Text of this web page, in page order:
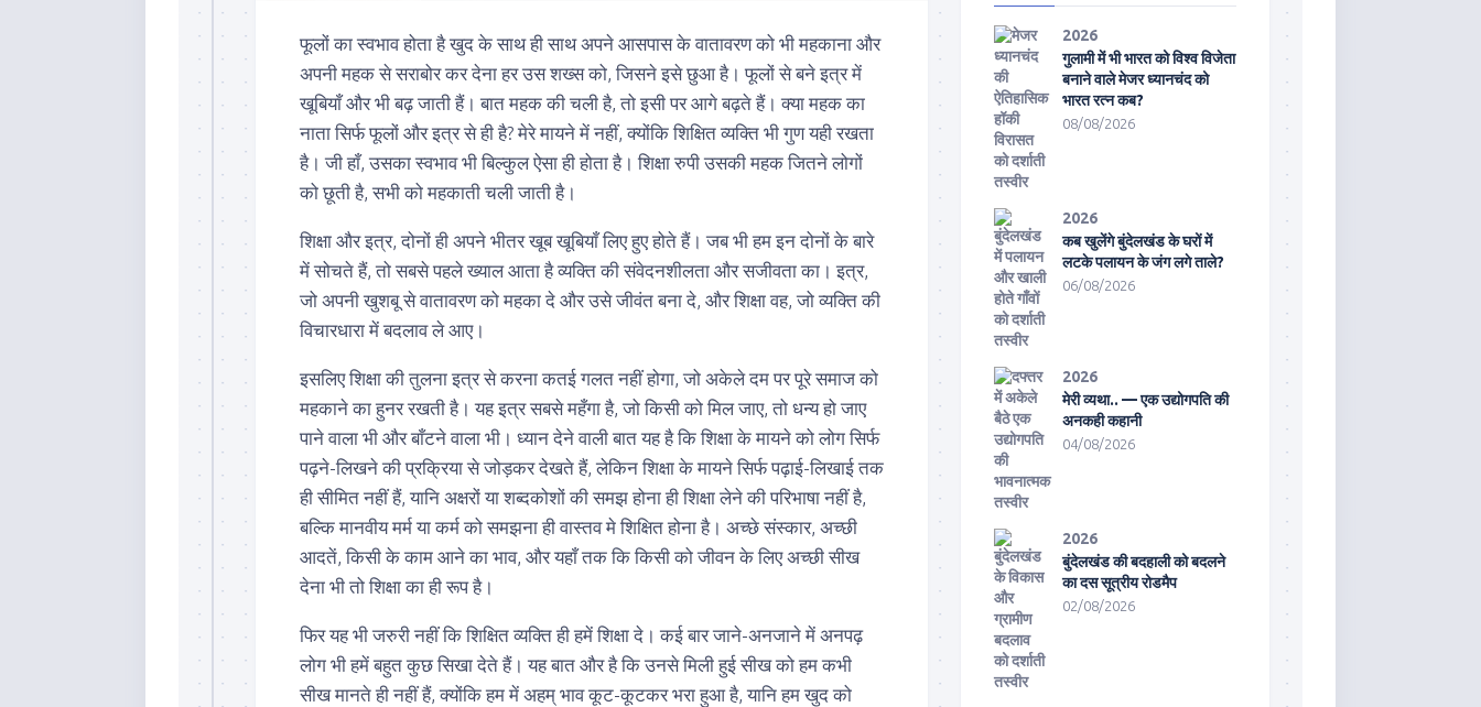
फूलों का स्वभाव होता है खुद के साथ ही साथ अपने आसपास के वातावरण को भी महकाना और
अपनी महक से सराबोर कर देना हर उस शख्स को, जिसने इसे छुआ है। फूलों से बने इत्र में
खूबियाँ और भी बढ़ जाती हैं। बात महक की चली है, तो इसी पर आगे बढ़ते हैं। क्या महक का
नाता सिर्फ फूलों और इत्र से ही है? मेरे मायने में नहीं, क्योंकि शिक्षित व्यक्ति भी गुण यही रखता
है। जी हाँ, उसका स्वभाव भी बिल्कुल ऐसा ही होता है। शिक्षा रुपी उसकी महक जितने लोगों
को छूती है, सभी को महकाती चली जाती है।
शिक्षा और इत्र, दोनों ही अपने भीतर खूब खूबियाँ लिए हुए होते हैं। जब भी हम इन दोनों के बारे
में सोचते हैं, तो सबसे पहले ख्याल आता है व्यक्ति की संवेदनशीलता और सजीवता का। इत्र,
जो अपनी खुशबू से वातावरण को महका दे और उसे जीवंत बना दे, और शिक्षा वह, जो व्यक्ति की
विचारधारा में बदलाव ले आए।
इसलिए शिक्षा की तुलना इत्र से करना कतई गलत नहीं होगा, जो अकेले दम पर पूरे समाज को
महकाने का हुनर रखती है। यह इत्र सबसे महँगा है, जो किसी को मिल जाए, तो धन्य हो जाए
पाने वाला भी और बाँटने वाला भी। ध्यान देने वाली बात यह है कि शिक्षा के मायने को लोग सिर्फ
पढ़ने-लिखने की प्रक्रिया से जोड़कर देखते हैं, लेकिन शिक्षा के मायने सिर्फ पढ़ाई-लिखाई तक
ही सीमित नहीं हैं, यानि अक्षरों या शब्दकोशों की समझ होना ही शिक्षा लेने की परिभाषा नहीं है,
बल्कि मानवीय मर्म या कर्म को समझना ही वास्तव मे शिक्षित होना है। अच्छे संस्कार, अच्छी
आदतें, किसी के काम आने का भाव, और यहाँ तक कि किसी को जीवन के लिए अच्छी सीख
देना भी तो शिक्षा का ही रूप है।
फिर यह भी जरुरी नहीं कि शिक्षित व्यक्ति ही हमें शिक्षा दे। कई बार जाने-अनजाने में अनपढ़
लोग भी हमें बहुत कुछ सिखा देते हैं। यह बात और है कि उनसे मिली हुई सीख को हम कभी
सीख मानते ही नहीं हैं, क्योंकि हम में अहम् भाव कूट-कूटकर भरा हुआ है, यानि हम खुद को
2026
गुलामी में भी भारत को विश्व विजेता
बनाने वाले मेजर ध्यानचंद को
भारत रत्न कब?
08/08/2026
2026
कब खुलेंगे बुंदेलखंड के घरों में
लटके पलायन के जंग लगे ताले?
06/08/2026
2026
मेरी व्यथा.. — एक उद्योगपति की
अनकही कहानी
04/08/2026
2026
बुंदेलखंड की बदहाली को बदलने
का दस सूत्रीय रोडमैप
02/08/2026